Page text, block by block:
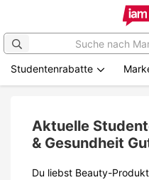
springen
Studentenrabatte
Aktuelle
& Gesundheit
Du liebst Beauty-